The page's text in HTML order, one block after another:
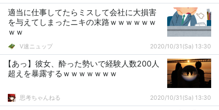
適当に仕事してたらミスして会社に大損害
を与えてしまったニキの末路ｗｗｗｗｗｗ
ｗｗ
V速ニュップ 2020/10/31(Sa) 13:30
【あっ】彼女、酔った勢いで経験人数200人
超えを暴露するｗｗｗｗｗｗｗ
思考ちゃんねる 2020/10/31(Sa) 13:30